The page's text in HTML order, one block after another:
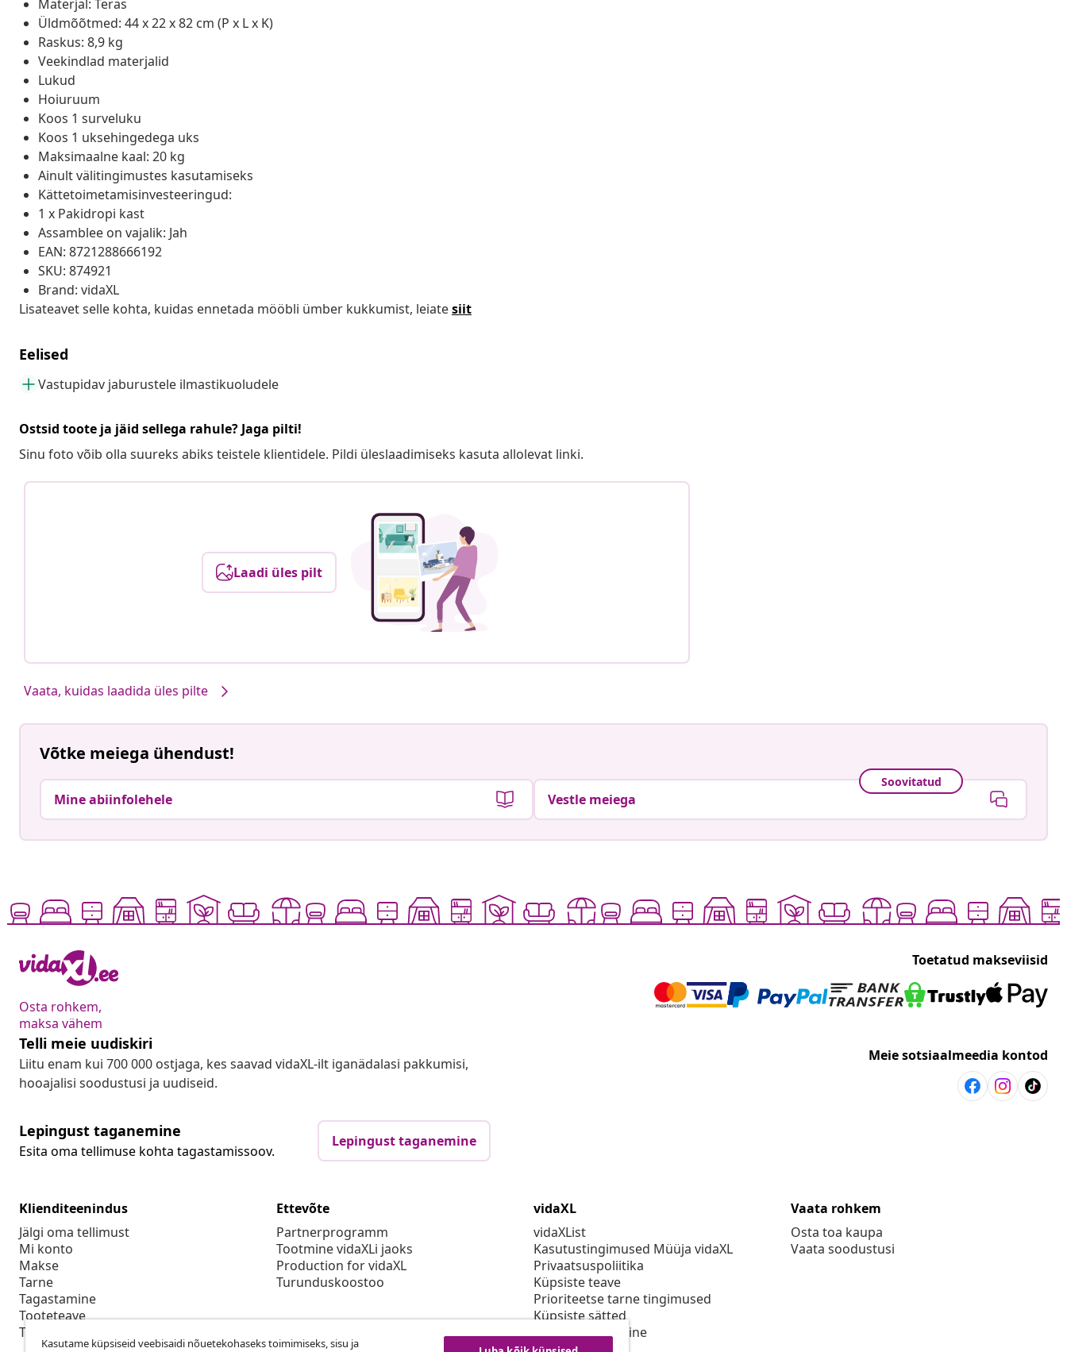
Materjal: Teras
Üldmõõtmed: 44 x 22 x 82 cm (P x L x K)
Raskus: 8,9 kg
Veekindlad materjalid
Lukud
Hoiuruum
Koos 1 surveluku
Koos 1 uksehingedega uks
Maksimaalne kaal: 20 kg
Ainult välitingimustes kasutamiseks
Kättetoimetamisinvesteeringud:
1 x Pakidropi kast
Assamblee on vajalik: Jah
EAN: 8721288666192
SKU: 874921
Brand: vidaXL
Lisateavet selle kohta, kuidas ennetada mööbli ümber kukkumist, leiatesiit
Eelised
Vastupidav jaburustele ilmastikuoludele
Ostsid toote ja jäid sellega rahule? Jaga pilti!
Sinu foto võib olla suureks abiks teistele klientidele. Pildi üleslaadimiseks kasuta allolevat linki.
Laadi üles pilt
Vaata, kuidas laadida üles pilte
Võtke meiega ühendust!
Mine abiinfolehele
Soovitatud
Vestle meiega
Osta rohkem,
maksa vähem
Toetatud makseviisid
Telli meie uudiskiri
Liitu enam kui 700 000 ostjaga, kes saavad vidaXL-ilt iganädalasi pakkumisi,
hooajalisi soodustusi ja uudiseid.
Meie sotsiaalmeedia kontod
Lepingust taganemine
Esita oma tellimuse kohta tagastamissoov.
Lepingust taganemine
Klienditeenindus
Jälgi oma tellimust
Mi konto
Makse
Tarne
Tagastamine
Tooteteave
Tellimus
Ettevõte
Partnerprogramm
Tootmine vidaXLi jaoks
Production for vidaXL
Turunduskoostoo
vidaXL
vidaXList
Kasutustingimused Müüja vidaXL
Privaatsuspoliitika
Küpsiste teave
Prioriteetse tarne tingimused
Küpsiste sätted
vidaXLis töötamine
Vaata rohkem
Osta toa kaupa
Vaata soodustusi
Kasutame küpsiseid veebisaidi nõuetekohaseks toimimiseks, sisu ja